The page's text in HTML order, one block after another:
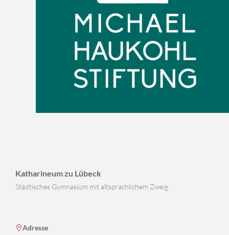
Katharineum zu Lübeck
Städtisches Gymnasium mit altsprachlichem Zweig
Adresse